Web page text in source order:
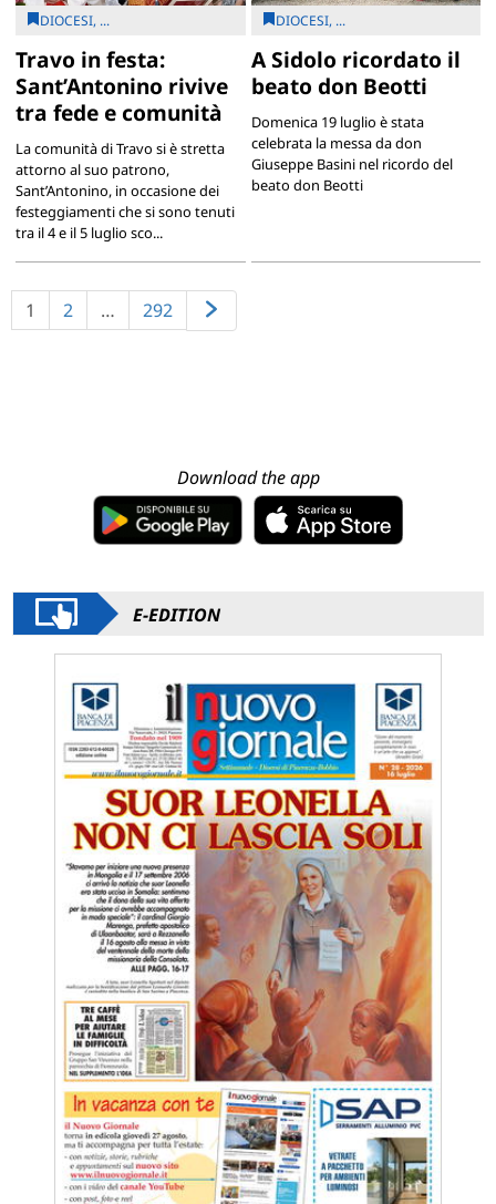
DIOCESI, ...
Travo in festa:
Sant’Antonino rivive
tra fede e comunità
La comunità di Travo si è stretta
attorno al suo patrono,
Sant’Antonino, in occasione dei
festeggiamenti che si sono tenuti
tra il 4 e il 5 luglio sco...
DIOCESI, ...
A Sidolo ricordato il
beato don Beotti
Domenica 19 luglio è stata
celebrata la messa da don
Giuseppe Basini nel ricordo del
beato don Beotti
1 2 … 292
Download the app
E-EDITION